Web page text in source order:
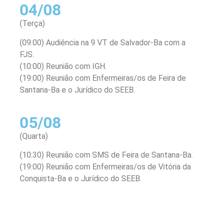
04/08
(Terça)
(09:00) Audiência na 9 VT de Salvador-Ba com a
FJS.
(10:00) Reunião com IGH.
(19:00) Reunião com Enfermeiras/os de Feira de
Santana-Ba e o Jurídico do SEEB.
05/08
(Quarta)
(10:30) Reunião com SMS de Feira de Santana-Ba.
(19:00) Reunião com Enfermeiras/os de Vitória da
Conquista-Ba e o Jurídico do SEEB.